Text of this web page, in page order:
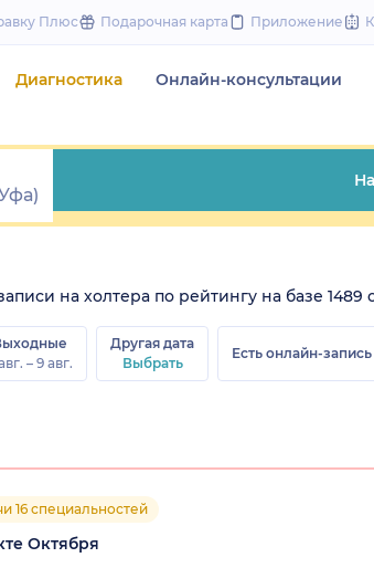
to
Плюс Подарочная карта Приложение
Диагностика Онлайн-консультации
на холтера по рейтингу на базе 1489
– 9 авг.
Другая дата
Выбрать
Есть онлайн-запись
16 специальностей
Октября